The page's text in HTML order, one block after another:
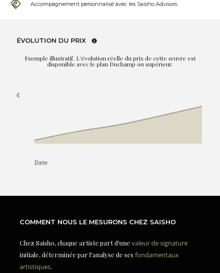
Accompagnement personnalisé avec les Saisho Advisors
ÉVOLUTION DU PRIX
Exemple illustratif. L'évolution réelle du prix de cette œuvre est
disponible avec le plan Duchamp ou supérieur.
COMMENT NOUS LE MESURONS CHEZ SAISHO
Chez Saisho, chaque artiste part d'une valeur de signature
initiale, déterminée par l'analyse de ses fondamentaux
artistiques.